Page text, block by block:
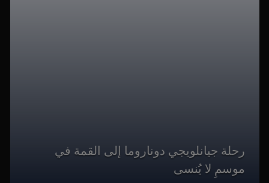
رحلة جيانلويجي دوناروما إلى القمة في
موسمٍ لا يُنسى